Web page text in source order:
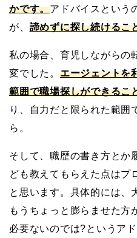
かです。アドバイスという
が、 諦めずに探し続けるこ
私の場合、育児しながらの
変でした。 エージェントを
範囲で職場探しができるこ
り、自力だと限られた範囲
ら。
そして、職歴の書き方とか
ども教えてもらえた点はプ
と思います。具体的には、
もうちょっと膨らませた方
必要ないのでは?というア